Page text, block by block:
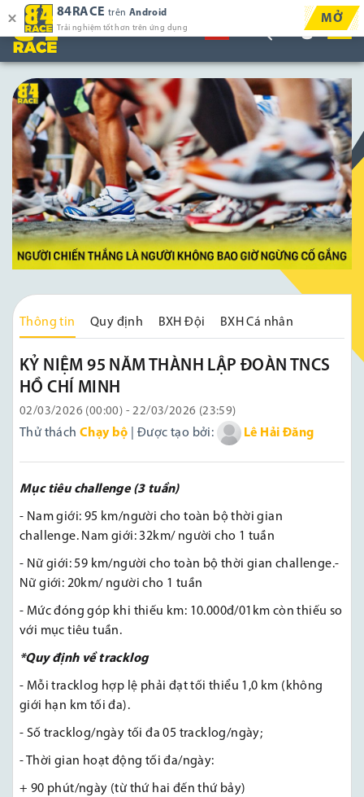
Thông tin Quy định BXH Đội BXH Cá nhân
KỶ NIỆM 95 NĂM THÀNH LẬP ĐOÀN TNCS
HỒ CHÍ MINH
02/03/2026 (00:00) - 22/03/2026 (23:59)
Thử thách Chạy bộ | Được tạo bởi: Lê Hải Đăng
Mục tiêu challenge (3 tuần)
- Nam giới: 95 km/người cho toàn bộ thời gian
challenge. Nam giới: 32km/ người cho 1 tuần
- Nữ giới: 59 km/người cho toàn bộ thời gian challenge.-
Nữ giới: 20km/ người cho 1 tuần
- Mức đóng góp khi thiếu km: 10.000đ/01km còn thiếu so
với mục tiêu tuần.
*Quy định về tracklog
- Mỗi tracklog hợp lệ phải đạt tối thiểu 1,0 km (không
giới hạn km tối đa).
- Số tracklog/ngày tối đa 05 tracklog/ngày;
- Thời gian hoạt động tối đa/ngày:
+ 90 phút/ngày (từ thứ hai đến thứ bảy)
84RACE trên Android
Trải nghiệm tốt hơn trên ứng dụng
MỞ